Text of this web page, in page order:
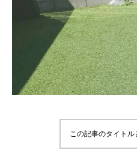
この記事のタイト